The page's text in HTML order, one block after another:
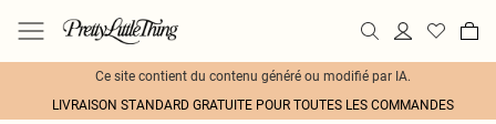
Ce site contient du contenu généré ou modifié par IA.
LIVRAISON STANDARD GRATUITE POUR TOUTES LES COMMANDES